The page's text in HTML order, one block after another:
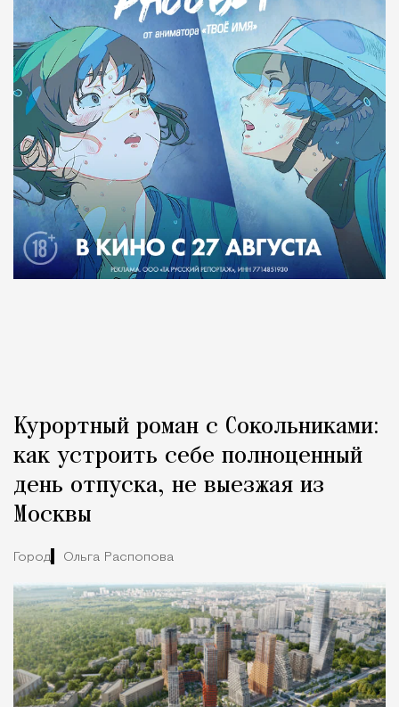
Курортный роман с Сокольниками:
как устроить себе полноценный
день отпуска, не выезжая из
Москвы
Город Ольга Распопова